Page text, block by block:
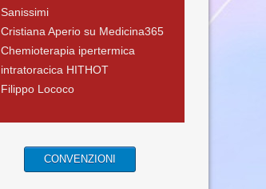
Sanissimi
Cristiana Aperio su Medicina365
Chemioterapia ipertermica
intratoracica HITHOT
Filippo Lococo
CONVENZIONI